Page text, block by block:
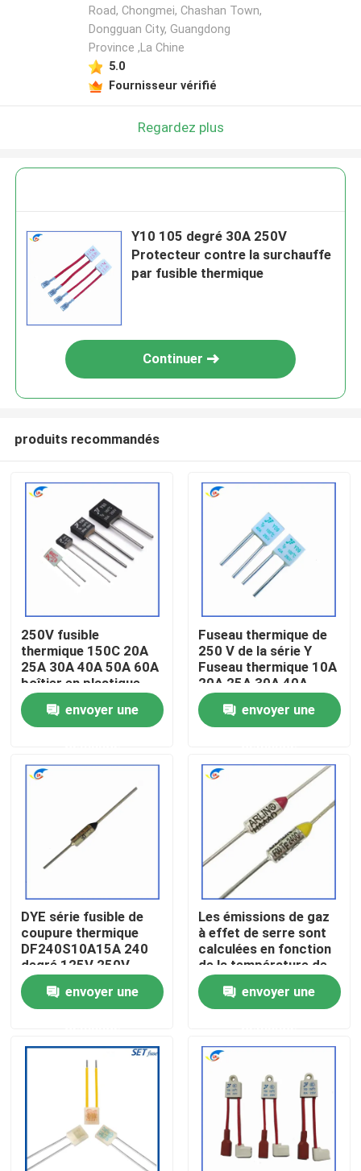
À la maison
À propos de nous
Contrôle de la qualité
Nous contacter
Nouvelles
Les affaires
Thermistance de ptc
Road, Chongmei, Chashan Town,
Dongguan City, Guangdong
Province ,La Chine
5.0
Fournisseur vérifié
Regardez plus
Y10 105 degré 30A 250V
Protecteur contre la surchauffe
par fusible thermique
Continuer
produits recommandés
250V fusible
thermique 150C 20A
25A 30A 40A 50A 60A
boîtier en plastique
pour le long terme
envoyer une
Fuseau thermique de
250 V de la série Y
Fuseau thermique 10A
20A 25A 30A 40A
100°C
envoyer une
DYE série fusible de
coupure thermique
DF240S10A15A 240
degré 125V 250V
envoyer une
Les émissions de gaz
à effet de serre sont
calculées en fonction
de la température de
l'air et de la
température de l'air.
envoyer une